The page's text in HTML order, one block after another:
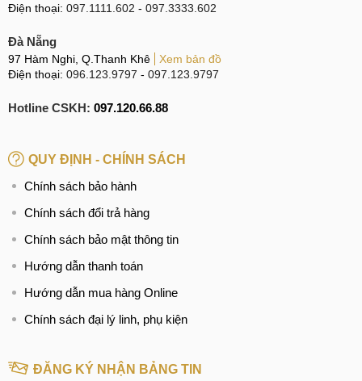
Điện thoại: 097.1111.602 - 097.3333.602
Đà Nẵng
97 Hàm Nghi, Q.Thanh Khê
Xem bản đồ
Điện thoại: 096.123.9797 - 097.123.9797
Hotline CSKH: 097.120.66.88
QUY ĐỊNH - CHÍNH SÁCH
Chính sách bảo hành
Chính sách đổi trả hàng
Chính sách bảo mật thông tin
Hướng dẫn thanh toán
Hướng dẫn mua hàng Online
Chính sách đại lý linh, phụ kiện
ĐĂNG KÝ NHẬN BẢNG TIN